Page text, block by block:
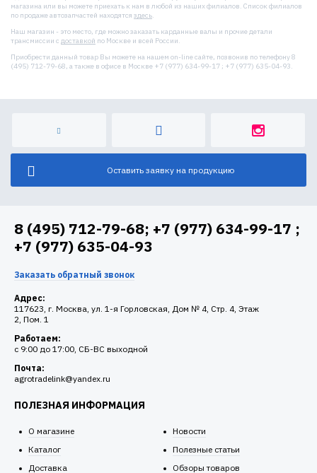
магазина или вы можете приехать к нам в любой из наших филиалов. Список филиалов
по продаже автозапчастей находятся здесь.
Наш магазин - это место, где можно заказать карданные валы и прочие детали
трансмиссии с доставкой по Москве и всей России.
Приобрести данный товар Вы можете на нашем on-line сайте, позвонив по телефону 8
(495) 712-79-68, а также в офисе в Москве +7 (977) 634-99-17 ; +7 (977) 635-04-93.
Оставить заявку на продукцию
8 (495) 712-79-68; +7 (977) 634-99-17 ;
+7 (977) 635-04-93
Заказать обратный звонок
Адрес:
117623, г. Москва, ул. 1-я Горловская, Дом № 4, Стр. 4, Этаж
2, Пом. 1
Работаем:
c 9:00 до 17:00, СБ-ВС выходной
Почта:
agrotradelink@yandex.ru
ПОЛЕЗНАЯ ИНФОРМАЦИЯ
О магазине
Каталог
Доставка
Новости
Полезные статьи
Обзоры товаров